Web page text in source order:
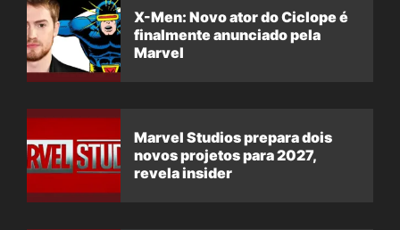
X-Men: Novo ator do Ciclope é
finalmente anunciado pela
Marvel
Marvel Studios prepara dois
novos projetos para 2027,
revela insider